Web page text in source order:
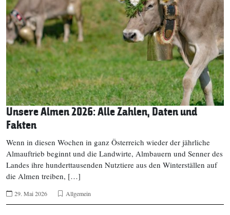
Unsere Almen 2026: Alle Zahlen, Daten und
Fakten
Wenn in diesen Wochen in ganz Österreich wieder der jährliche
Almauftrieb beginnt und die Landwirte, Almbauern und Senner des
Landes ihre hunderttausenden Nutztiere aus den Winterställen auf
die Almen treiben, […]
29. Mai 2026 Allgemein